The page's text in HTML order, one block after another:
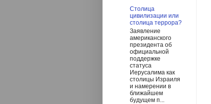
Столица
цивилизации или
столица террора?
Заявление
американского
президента об
официальной
поддержке
статуса
Иерусалима как
столицы Израиля
и намерении в
ближайшем
будущем п...